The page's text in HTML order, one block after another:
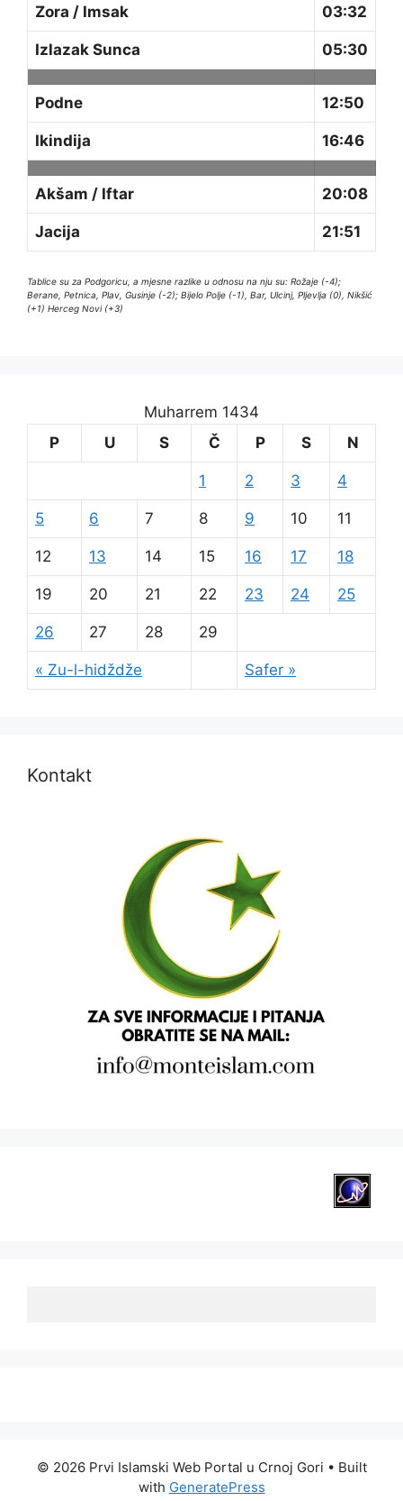
Zora / Imsak 03:32
Izlazak Sunca 05:30
Podne 12:50
Ikindija 16:46
Akšam / Iftar 20:08
Jacija 21:51
Tablice su za Podgoricu, a mjesne razlike u odnosu na nju su: Rožaje (-4);
Berane, Petnica, Plav, Gusinje (-2); Bijelo Polje (-1), Bar, Ulcinj, Pljevlja (0), Nikšić
(+1) Herceg Novi (+3)
Muharrem 1434
P
U S Č P S N
« Zu-l-hidždže Safer »
1 2 3 4
5 6 7 8 9 10 11
12 13 14 15 16 17 18
19 20 21 22 23 24 25
26 27 28 29
Kontakt
© 2026 Prvi Islamski Web Portal u Crnoj Gori • Built
with GeneratePress